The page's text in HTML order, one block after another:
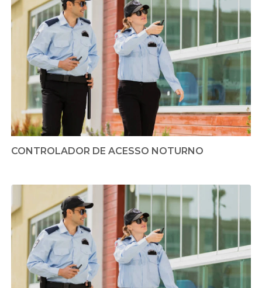
CONTROLADOR DE ACESSO NOTURNO